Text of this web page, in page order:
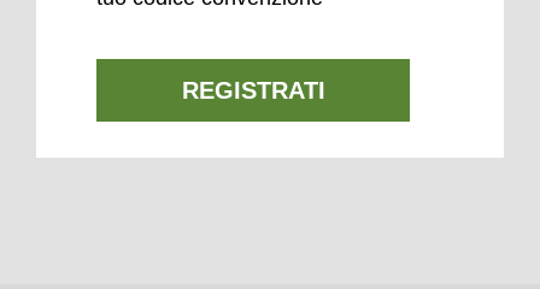
REGISTRATI